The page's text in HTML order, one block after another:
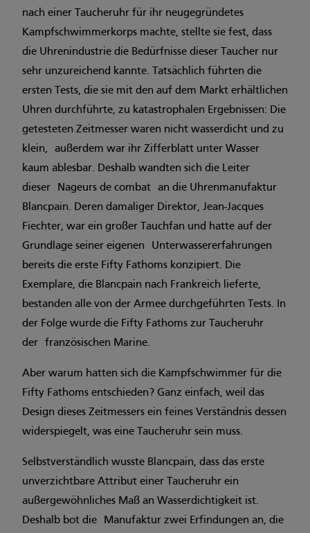
nach einer Taucheruhr für ihr neugegründetes
Kampfschwimmerkorps machte, stellte sie fest, dass
die Uhrenindustrie die Bedürfnisse dieser Taucher nur
sehr unzureichend kannte. Tatsächlich führten die
ersten Tests, die sie mit den auf dem Markt erhältlichen
Uhren durchführte, zu katastrophalen Ergebnissen: Die
getesteten Zeitmesser waren nicht wasserdicht und zu
klein, außerdem war ihr Zifferblatt unter Wasser
kaum ablesbar. Deshalb wandten sich die Leiter
dieser Nageurs de combat an die Uhrenmanufaktur
Blancpain. Deren damaliger Direktor, Jean-Jacques
Fiechter, war ein großer Tauchfan und hatte auf der
Grundlage seiner eigenen Unterwassererfahrungen
bereits die erste Fifty Fathoms konzipiert. Die
Exemplare, die Blancpain nach Frankreich lieferte,
bestanden alle von der Armee durchgeführten Tests. In
der Folge wurde die Fifty Fathoms zur Taucheruhr
der französischen Marine.
Aber warum hatten sich die Kampfschwimmer für die
Fifty Fathoms entschieden? Ganz einfach, weil das
Design dieses Zeitmessers ein feines Verständnis dessen
widerspiegelt, was eine Taucheruhr sein muss.
Selbstverständlich wusste Blancpain, dass das erste
unverzichtbare Attribut einer Taucheruhr ein
außergewöhnliches Maß an Wasserdichtigkeit ist.
Deshalb bot die Manufaktur zwei Erfindungen an, die